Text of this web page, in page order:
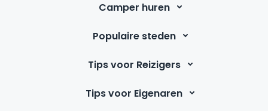
Camper huren
Populaire steden
Tips voor Reizigers
Tips voor Eigenaren